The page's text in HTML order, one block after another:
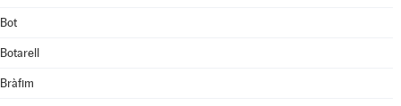
Bot
Botarell
Bràfim